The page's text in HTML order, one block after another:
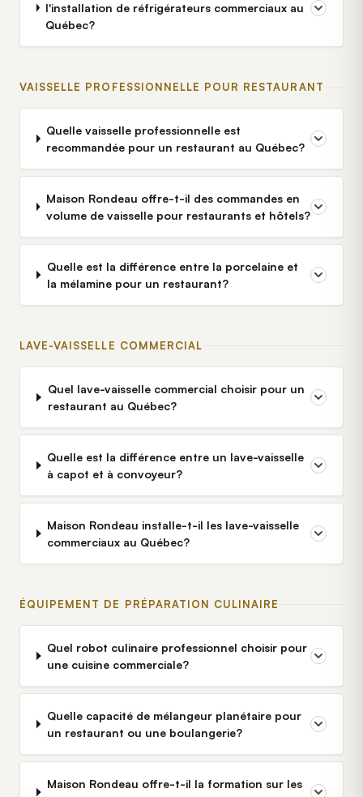
l'installation de réfrigérateurs commerciaux au
Québec?
VAISSELLE PROFESSIONNELLE POUR RESTAURANT
Quelle vaisselle professionnelle est
recommandée pour un restaurant au Québec?
Maison Rondeau offre-t-il des commandes en
volume de vaisselle pour restaurants et hôtels?
Quelle est la différence entre la porcelaine et
la mélamine pour un restaurant?
LAVE-VAISSELLE COMMERCIAL
Quel lave-vaisselle commercial choisir pour un
restaurant au Québec?
Quelle est la différence entre un lave-vaisselle
à capot et à convoyeur?
Maison Rondeau installe-t-il les lave-vaisselle
commerciaux au Québec?
ÉQUIPEMENT DE PRÉPARATION CULINAIRE
Quel robot culinaire professionnel choisir pour
une cuisine commerciale?
Quelle capacité de mélangeur planétaire pour
un restaurant ou une boulangerie?
Maison Rondeau offre-t-il la formation sur les